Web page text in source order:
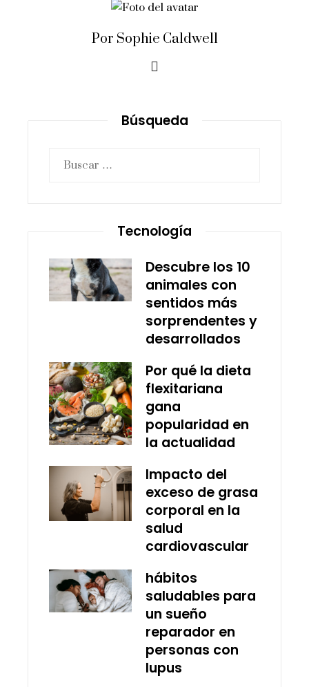
Por Sophie Caldwell
Búsqueda
Tecnología
Descubre los 10
animales con
sentidos más
sorprendentes y
desarrollados
Por qué la dieta
flexitariana
gana
popularidad en
la actualidad
Impacto del
exceso de grasa
corporal en la
salud
cardiovascular
hábitos
saludables para
un sueño
reparador en
personas con
lupus